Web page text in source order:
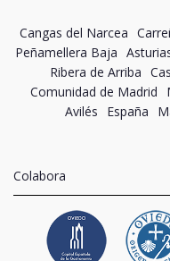
Cangas del Narcea
Peñamellera Baja
Ribera de Arriba
Comunidad de Madrid
Avilés
España
Colabora